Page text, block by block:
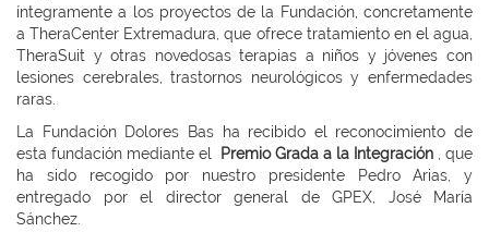
íntegramente a los proyectos de la Fundación, concretamente
a TheraCenter Extremadura, que ofrece tratamiento en el agua,
TheraSuit y otras novedosas terapias a niños y jóvenes con
lesiones cerebrales, trastornos neurológicos y enfermedades
raras.
La Fundación Dolores Bas ha recibido el reconocimiento de
esta fundación mediante el
Premio Grada a la Integración , que
ha sido recogido por nuestro presidente Pedro Arias, y
entregado por el director general de GPEX, José María
Sánchez.